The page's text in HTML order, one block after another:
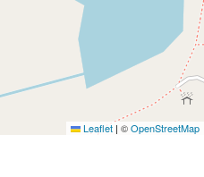
Leaflet | ©OpenStreetMap